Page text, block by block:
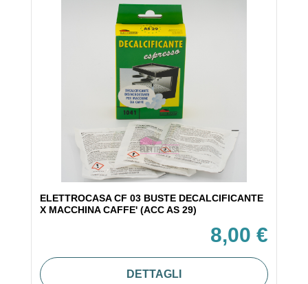
ELETTROCASA CF 03 BUSTE DECALCIFICANTE
X MACCHINA CAFFE' (ACC AS 29)
8,00 €
DETTAGLI